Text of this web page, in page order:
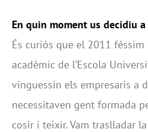
En quin moment us decidiu
És curiós que el 2011 féssim
acadèmic de l’Escola
vinguessin els empresaris a
necessitaven gent formada
cosir i teixir. Vam traslladar